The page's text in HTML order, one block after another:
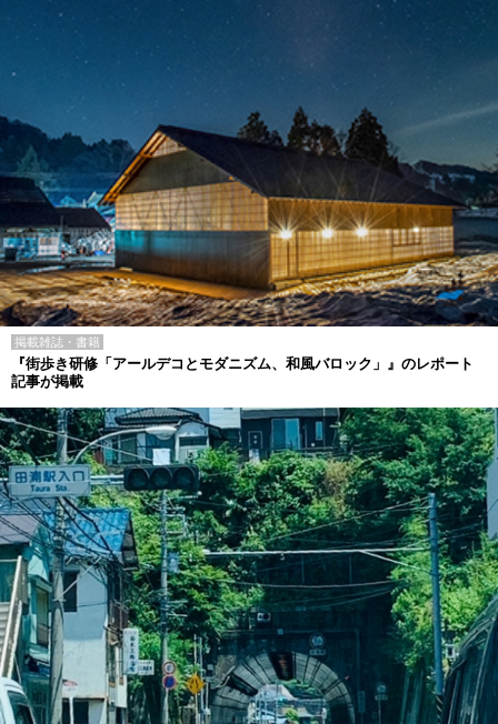
掲載雑誌・書籍
『街歩き研修「アールデコとモダニズム、和風バロック」』のレポート
記事が掲載